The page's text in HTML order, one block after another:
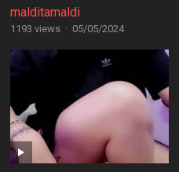
malditamaldi
1193 views · 05/05/2024